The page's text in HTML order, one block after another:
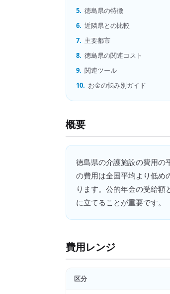
5. 徳島県の特徴
6. 近隣県との比較
7. 主要都市
8. 徳島県の関連コスト
9. 関連ツール
10. お金の悩み別ガイド
概要
徳島県の介護施設の費用の
の費用は全国平均より低め
ります。公的年金の受給
に立てることが重要です。
費用レンジ
区分